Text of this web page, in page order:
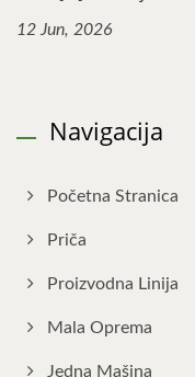
12 Jun, 2026
Navigacija
Početna Stranica
Priča
Proizvodna Linija
Mala Oprema
Jedna Mašina